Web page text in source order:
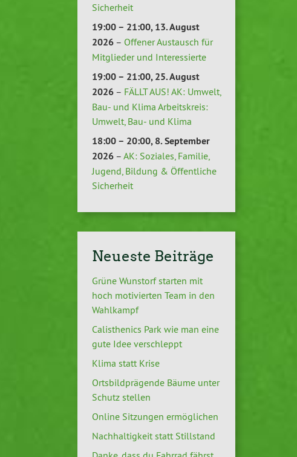
Sicherheit
19:00 – 21:00,13. August
2026– Offener Austausch für
Mitglieder und Interessierte
19:00 – 21:00,25. August
2026– FÄLLT AUS! AK: Umwelt,
Bau- und Klima Arbeitskreis:
Umwelt, Bau- und Klima
18:00 – 20:00,8. September
2026– AK: Soziales, Familie,
Jugend, Bildung & Öffentliche
Sicherheit
Neueste Beiträge
Grüne Wunstorf starten mit
hoch motivierten Team in den
Wahlkampf
Calisthenics Park wie man eine
gute Idee verschleppt
Klima statt Krise
Ortsbildprägende Bäume unter
Schutz stellen
Online Sitzungen ermöglichen
Nachhaltigkeit statt Stillstand